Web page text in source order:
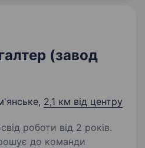
(завод
2,1 км від центру
роботи від 2 років.
до команди